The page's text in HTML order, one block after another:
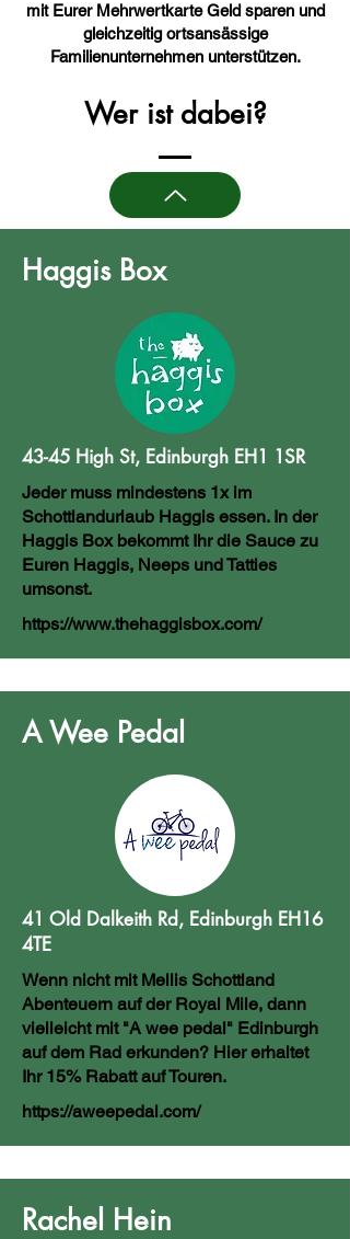
mit Eurer Mehrwertkarte Geld sparen und
gleichzeitig ortsansässige
Familienunternehmen unterstützen.
Wer ist dabei?
Haggis Box
43-45 High St, Edinburgh EH1 1SR
Jeder muss mindestens 1x im
Schottlandurlaub Haggis essen. In der
Haggis Box bekommt Ihr die Sauce zu
Euren Haggis, Neeps und Tatties
umsonst.
https://www.thehaggisbox.com/
A Wee Pedal
41 Old Dalkeith Rd, Edinburgh EH16
4TE
Wenn nicht mit Mellis Schottland
Abenteuern auf der Royal Mile, dann
vielleicht mit "A wee pedal" Edinburgh
auf dem Rad erkunden? Hier erhaltet
Ihr 15% Rabatt auf Touren.
https://aweepedal.com/
Rachel Hein